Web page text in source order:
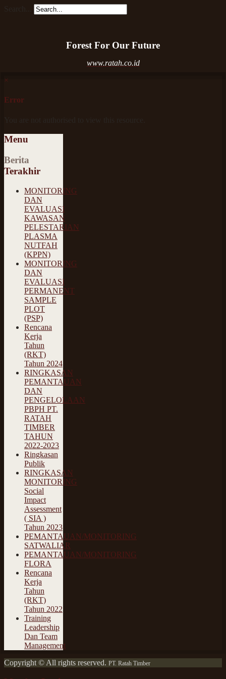
Forest For Our Future
www.ratah.co.id
×
Error
Menu
Berita
Terakhir
MONITORING
DAN
EVALUASI
KAWASAN
PELESTARIAN
PLASMA
NUTFAH
(KPPN)
MONITORING
DAN
EVALUASI
PERMANENT
SAMPLE
PLOT
(PSP)
Rencana
Kerja
Tahun
(RKT)
Tahun 2024
RINGKASAN
PEMANTAUAN
DAN
PENGELOLAAN
PBPH PT.
RATAH
TIMBER
TAHUN
2022-2023
Ringkasan
Publik
RINGKASAN
MONITORING
Social
Impact
Assessment
( SIA )
Tahun 2023
PEMANTAUAN/MONITORING
SATWALIAR
PEMANTAUAN/MONITORING
FLORA
Rencana
Kerja
Tahun
(RKT)
Tahun 2022
Training
Leadership
Dan Team
Management
Copyright © All rights reserved. PT. Ratah Timber